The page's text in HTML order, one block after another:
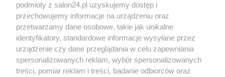
Społeczeństwo
Kultura
podmioty z salon24.pl uzyskujemy dostęp i
przechowujemy informacje na urządzeniu oraz
przetwarzamy dane osobowe, takie jak unikalne
identyfikatory, standardowe informacje wysyłane przez
urządzenie czy dane przeglądania w celu zapewniania
spersonalizowanych reklam, wybór spersonalizowanych
treści, pomiar reklam i treści, badanie odbiorców oraz